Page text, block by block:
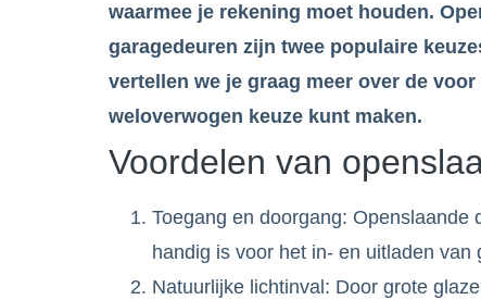
waarmee je rekening moet houden.
garagedeuren zijn twee populaire
vertellen we je graag meer over de
weloverwogen keuze kunt maken.
Voordelen van
Toegang en doorgang:
handig is voor het in- en uitladen
Natuurlijke lichtinval: Door grote